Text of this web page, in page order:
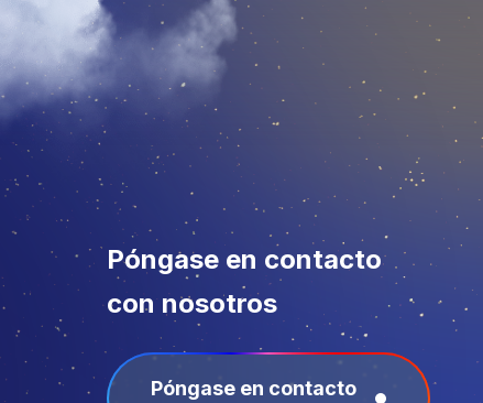
Póngase en contacto
con nosotros
Póngase en contacto